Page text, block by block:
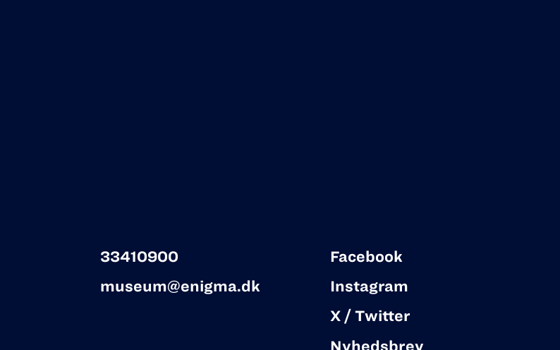
Facebook
Instagram
X / Twitter
33410900
museum@enigma.dk